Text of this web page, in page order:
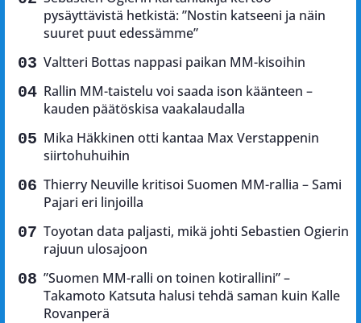
pysäyttävistä hetkistä: ”Nostin katseeni ja näin
suuret puut edessämme”
Valtteri Bottas nappasi paikan MM-kisoihin
Rallin MM-taistelu voi saada ison käänteen –
kauden päätöskisa vaakalaudalla
Mika Häkkinen otti kantaa Max Verstappenin
siirtohuhuihin
Thierry Neuville kritisoi Suomen MM-rallia – Sami
Pajari eri linjoilla
Toyotan data paljasti, mikä johti Sebastien Ogierin
rajuun ulosajoon
”Suomen MM-ralli on toinen kotirallini” –
Takamoto Katsuta halusi tehdä saman kuin Kalle
Rovanperä